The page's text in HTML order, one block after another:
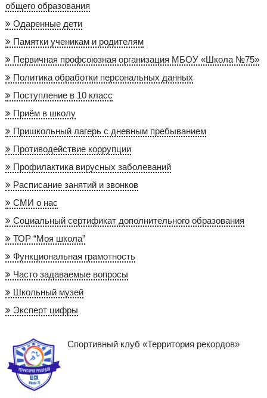
общего образования
Одаренные дети
Памятки ученикам и родителям
Первичная профсоюзная организация МБОУ «Школа №75»
Политика обработки персональных данных
Поступление в 10 класс
Приём в школу
Пришкольный лагерь с дневным пребыванием
Противодействие коррупции
Профилактика вирусных заболеваний
Расписание занятий и звонков
СМИ о нас
Социальный сертификат дополнительного образования
ТОР “Моя школа”
Функциональная грамотность
Часто задаваемые вопросы
Школьный музей
Эксперт цифры
Спортивный клуб «Территория рекордов»